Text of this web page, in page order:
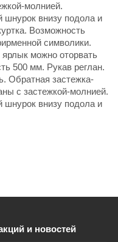
молнией.
шнурок внизу подола и
Возможность
символики.
можно оторвать
500 мм. Рукав реглан.
Обратная застежка-
с застежкой-молнией.
шнурок внизу подола и
и новостей